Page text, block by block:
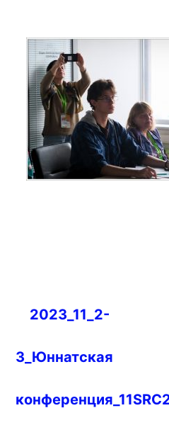
Навигация
записям
2023_11_2-
3_Юннатская